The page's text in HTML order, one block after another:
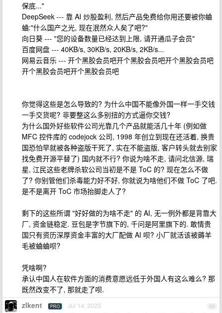
保底..."
DeepSeek --- 靠 AI 炒股盈利, 然后产品免费给你用还要被你蛐
蛐:"什么国产之光, 现在泯然众人矣了吧?"
向日葵 --- "您的设备数量已经达到上限, 请开通瓜子会员"
百度网盘 --- 40KB/s, 30KB/s, 20KB/s, 2KB/s...
网易云音乐 --- 开个黑胶会员吧开个黑胶会员吧开个黑胶会员吧
开个黑胶会员吧开个黑胶会员吧
你觉得这些是怎么导致的? 为什么中国不能像外国一样一手交钱
一手交货呢? 非要整这么多别扭的方式逼你交钱?
为什么国外好些软件公司光靠几个产品就能活几十年 (例如做
MFC 控件库的 codejock 公司, 1998 年创立到现在还活着, 换贵
国恐怕早就被各种盗版干死了, 实在不能盗版, 客户转头就去别家
找免费开源平替了) 国内就不行? 你说为啥不走, 请问北信源, 瑞
星, 江民这些老牌杀软公司当初是不是 ToC 的? 现在怎么不做
了? 你别管他们杀毒能力好不好, 你就说为啥他们不做 ToC 了吧.
是不是离开 ToC 市场抬脚走人了?
剩下的这些所谓 "好好做的为啥不走" 的 AI, 无一例外都是背靠大
厂, 资金链稳定. 豆包是字节旗下的, 千问是阿里旗下的. 敢情贵
国只有资历深厚资金丰富的大厂配做 AI 呗? 小厂就活该被薅羊
毛被蛐蛐呗?
凭啥啊?
承认中国人在软件方面的消费意愿远低于外国人有这么难么? 那
既然改变不了, 那就走了呗.
83
zlkent PRO Jul 14, 2025